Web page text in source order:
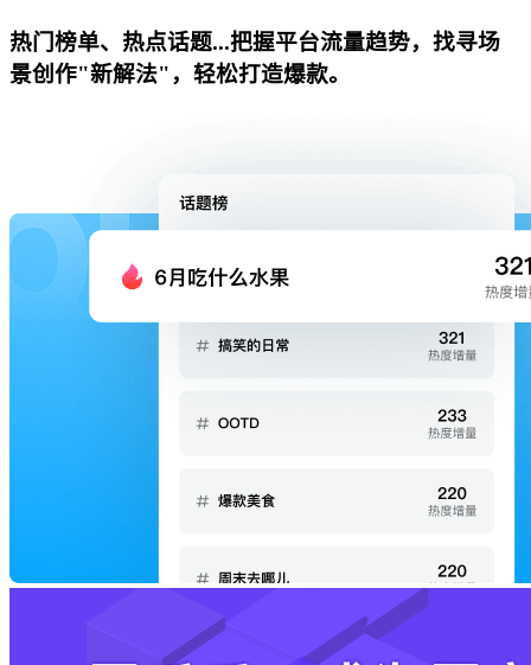
热门榜单、热点话题...把握平台流量趋势，找寻场
景创作"新解法"，轻松打造爆款。